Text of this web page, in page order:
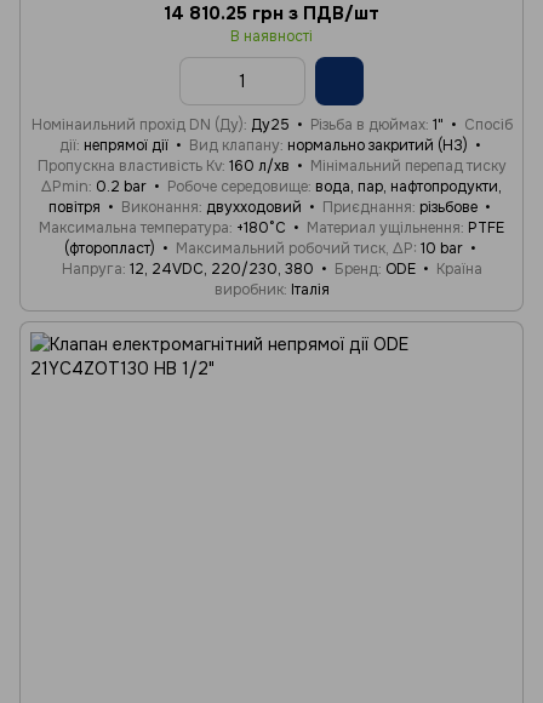
14 810.25 грн з ПДВ/шт
В наявності
Номінаильний прохід DN (Ду) Ду25 Різьба в дюймах 1"
Спосіб
дії непрямої дії Вид клапану нормально закритий (НЗ)
Пропускна властивість Kv 160 л/хв
Мінімальний перепад тиску
ΔPmin 0.2 bar Робоче середовище вода, пар, нафтопродукти,
повітря
Виконання двухходовий Приєднання різьбове
Максимальна температура +180°C Материал ущільнення PTFE
(фторопласт)
Максимальний робочий тиск, ΔP 10 bar
Напруга 12, 24VDC, 220/230, 380 Бренд ODE
Країна
виробник Італія